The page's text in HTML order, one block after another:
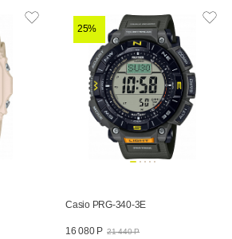
25%
Casio PRG-340-3E
16 080 Р 21 440 Р